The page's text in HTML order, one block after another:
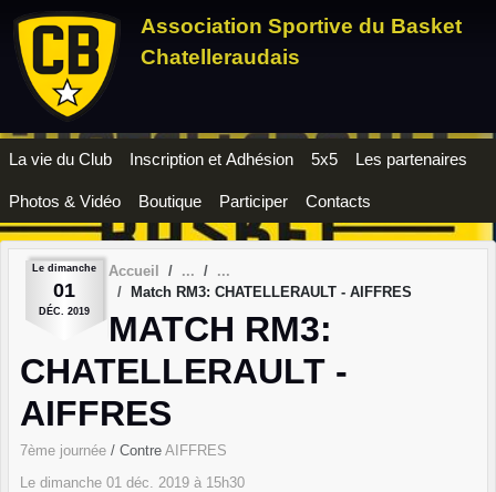
Association Sportive du Basket
Chatelleraudais
La vie du Club Inscription et Adhésion 5x5 Les partenaires
Photos & Vidéo Boutique Participer Contacts
Le dimanche
01
DÉC. 2019
Accueil
Match RM3: CHATELLERAULT - AIFFRES
MATCH RM3:
CHATELLERAULT -
AIFFRES
7ème journée / Contre AIFFRES
Le dimanche 01 déc. 2019 à 15h30
Panneau de gestion des cookies